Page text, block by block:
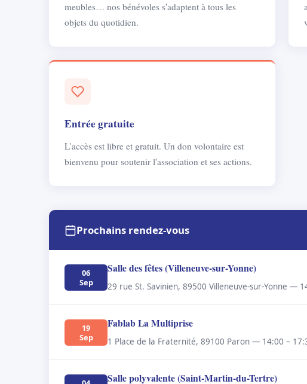
meubles… nos bénévoles s'adaptent à tous les
objets du quotidien.
Entrée gratuite
L'accès est libre et gratuit. Un don volontaire est
bienvenu pour soutenir l'association et ses actions.
Prochains rendez-vous
06
Sep
Salle des fêtes (Villeneuve-sur-Yonne)
29 rue St. Savinien, 89500 Villeneuve-sur-Yonne —
19
Sep
Fablab La Multiprise
1 Place de la Fraternité, 89100 Paron — 14:00 –
Salle polyvalente (Saint-Martin-du-Tertre)